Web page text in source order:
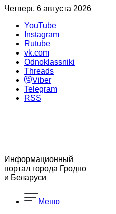
Четверг, 6 августа 2026
YouTube
Instagram
Rutube
vk.com
Odnoklassniki
Threads
Viber
Telegram
RSS
Информационный
портал города Гродно
и Беларуси
Меню